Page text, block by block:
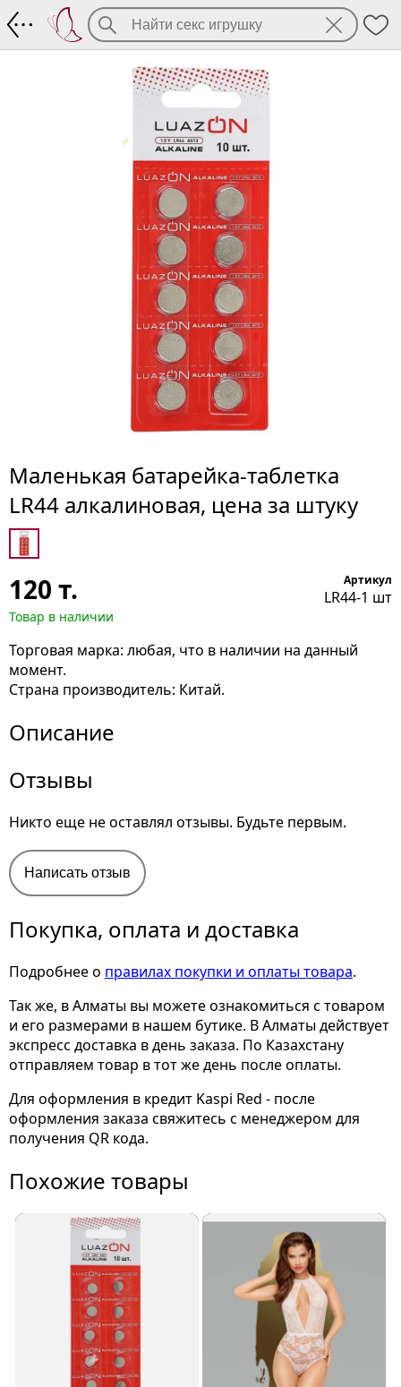
Маленькая батарейка-таблетка
LR44 алкалиновая, цена за штуку
120 т.
Товар в наличии
Артикул
LR44-1 шт
Торговая марка: любая, что в наличии на данный
момент.
Страна производитель: Китай.
Описание
Отзывы
Никто еще не оставлял отзывы. Будьте первым.
Написать отзыв
Покупка, оплата и доставка
Подробнее о правилах покупки и оплаты товара.
Так же, в Алматы вы можете ознакомиться с товаром
и его размерами в нашем бутике. В Алматы действует
экспресс доставка в день заказа. По Казахстану
отправляем товар в тот же день после оплаты.
Для оформления в кредит Kaspi Red - после
оформления заказа свяжитесь с менеджером для
получения QR кода.
Похожие товары
Маленькая батарейка-таблетка LR44